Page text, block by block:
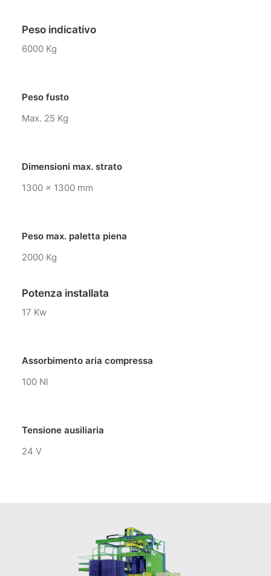
Peso indicativo
6000 Kg
Peso fusto
Max. 25 Kg
Dimensioni max. strato
1300 x 1300 mm
Peso max. paletta piena
2000 Kg
Potenza installata
17 Kw
Assorbimento aria compressa
100 Nl
Tensione ausiliaria
24 V